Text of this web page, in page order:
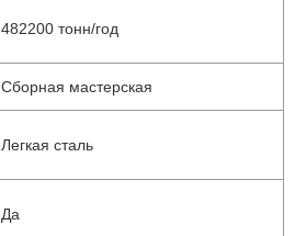
482200 тонн/год
Сборная мастерская
Легкая сталь
Да